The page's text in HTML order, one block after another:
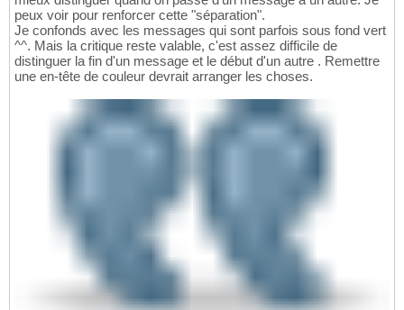
peux voir pour renforcer cette "séparation".
Je confonds avec les messages qui sont parfois sous fond vert
^^. Mais la critique reste valable, c'est assez difficile de
distinguer la fin d'un message et le début d'un autre . Remettre
une en-tête de couleur devrait arranger les choses.